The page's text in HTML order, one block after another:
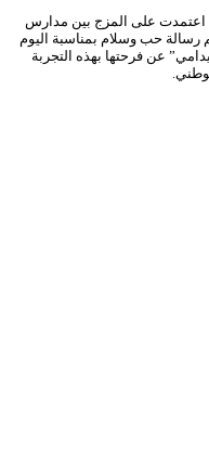
اعتمدت على المزج بين مدارس
رسالة حب وسلام بمناسبة اليوم
وعبرت “إيدامي” عن فرحتها بهذه التجربة